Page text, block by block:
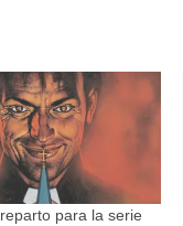
para la serie